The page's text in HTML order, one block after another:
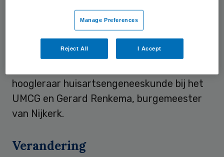
nieuwe leden bestaat de raad van toezicht
uit Frits Migchelbrink, voormalig directeur
Investerings- en
Ontwikkelingsmaatschappij Noord-
hoogleraar huisartsengeneeskunde bij het
UMCG en Gerard Renkema, burgemeester
van Nijkerk.
Verandering
Manage Preferences
Reject All I Accept